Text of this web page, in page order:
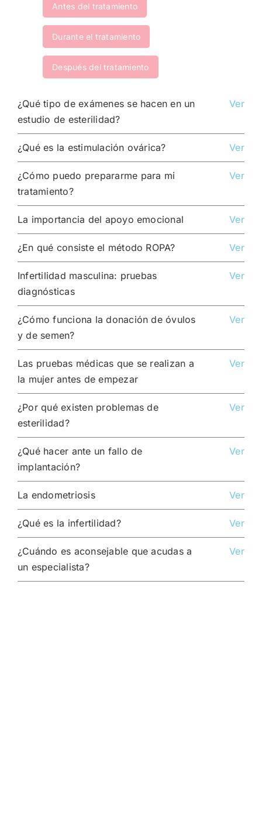
Antes del tratamiento
Durante el tratamiento
Después del tratamiento
¿Qué tipo de exámenes se hacen en un
estudio de esterilidad?
Ver
¿Qué es la estimulación ovárica? Ver
¿Cómo puedo prepararme para mi
tratamiento?
Ver
La importancia del apoyo emocional Ver
¿En qué consiste el método ROPA? Ver
Infertilidad masculina: pruebas
diagnósticas
Ver
¿Cómo funciona la donación de óvulos
y de semen?
Ver
Las pruebas médicas que se realizan a
la mujer antes de empezar
Ver
¿Por qué existen problemas de
esterilidad?
Ver
¿Qué hacer ante un fallo de
implantación?
Ver
La endometriosis Ver
¿Qué es la infertilidad? Ver
¿Cuándo es aconsejable que acudas a
un especialista?
Ver